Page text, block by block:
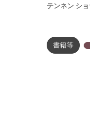
テンネン シ
書籍等